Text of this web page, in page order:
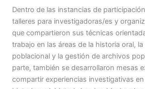
Dentro de las instancias de
talleres para investigadoras/es y
que compartieron sus técnicas
trabajo en las áreas de la historia oral,
poblacional y la gestión de archivos
parte, también se desarrollaron mesas
compartir experiencias investigativas